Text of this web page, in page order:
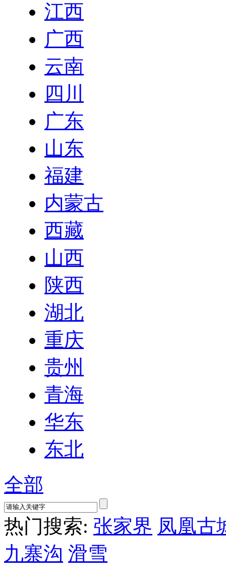
江西
广西
云南
四川
广东
山东
福建
内蒙古
西藏
山西
陕西
湖北
重庆
贵州
青海
华东
东北
全部
热门搜索: 张家界 凤凰古
九寨沟 滑雪